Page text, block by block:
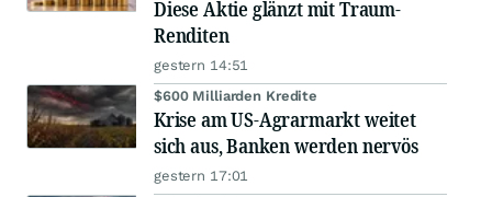
Diese Aktie glänzt mit Traum-
Renditen
gestern 14:51
$600 Milliarden Kredite
Krise am US-Agrarmarkt weitet
sich aus, Banken werden nervös
gestern 17:01